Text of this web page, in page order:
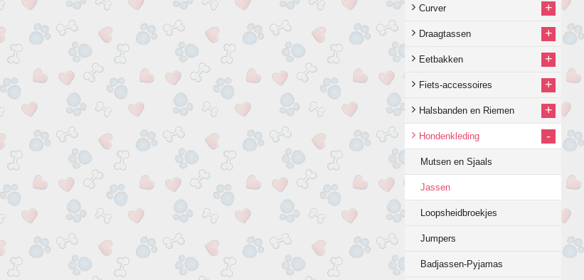
Curver +
Draagtassen +
Eetbakken +
Fiets-accessoires +
Halsbanden en Riemen +
Hondenkleding -
Mutsen en Sjaals
Jassen
Loopsheidbroekjes
Jumpers
Badjassen-Pyjamas